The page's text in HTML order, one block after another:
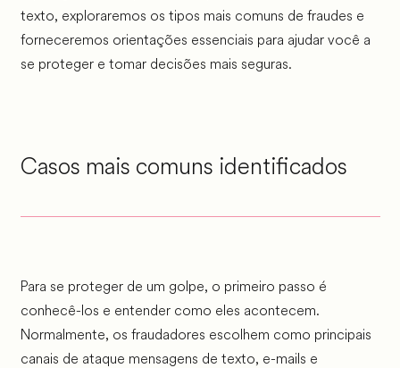
texto, exploraremos os tipos mais comuns de fraudes e
forneceremos orientações essenciais para ajudar você a
se proteger e tomar decisões mais seguras.
Casos mais comuns identificados
Para se proteger de um golpe, o primeiro passo é
conhecê-los e entender como eles acontecem.
Normalmente, os fraudadores escolhem como principais
canais de ataque mensagens de texto, e-mails e